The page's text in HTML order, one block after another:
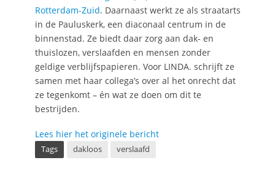
Rotterdam-Zuid. Daarnaast werkt ze als straatarts
in de Pauluskerk, een diaconaal centrum in de
binnenstad. Ze biedt daar zorg aan dak- en
thuislozen, verslaafden en mensen zonder
geldige verblijfspapieren. Voor LINDA. schrijft ze
samen met haar collega’s over al het onrecht dat
ze tegenkomt – én wat ze doen om dit te
bestrijden.
Lees hier het originele bericht
Tags dakloos verslaafd